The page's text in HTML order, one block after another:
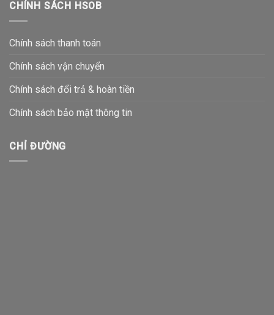
CHÍNH SÁCH HSOB
Chính sách thanh toán
Chính sách vận chuyển
Chính sách đổi trả & hoàn tiền
Chính sách bảo mật thông tin
CHỈ ĐƯỜNG